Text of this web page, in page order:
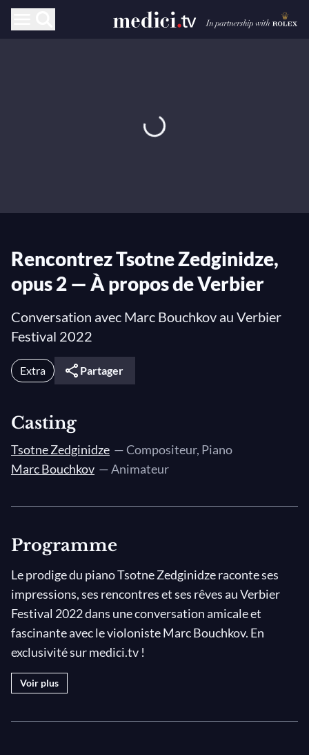
Rencontrez Tsotne Zedginidze,
opus 2 — À propos de Verbier
Conversation avec Marc Bouchkov au Verbier
Festival 2022
Extra Partager
Casting
Tsotne Zedginidze — Compositeur, Piano
Marc Bouchkov — Animateur
Programme
Le prodige du piano Tsotne Zedginidze raconte ses
impressions, ses rencontres et ses rêves au Verbier
Festival 2022 dans une conversation amicale et
fascinante avec le violoniste Marc Bouchkov. En
exclusivité sur medici.tv !
Ce programme est l'un des nombreux
plateforme de streaming de musique classique!
Voir plus